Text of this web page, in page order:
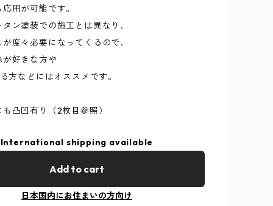
用が可能です。
ン塗装での施工とは異なり、
度々必要になってくるので、
好きな方や
方などにはオススメです。
凸凹有り（2枚目参照）
International shipping available
Add to cart
日本国内にお住まいの方向け